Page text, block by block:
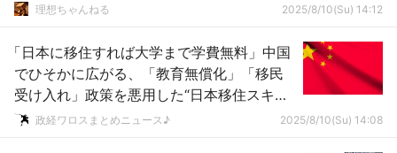
理想ちゃんねる 2025/8/10(Su) 14:12
「日本に移住すれば大学まで学費無料」中国
でひそかに広がる、「教育無償化」「移民
受け入れ」政策を悪用した“日本移住スキー
ム”がヤバすぎる → ………
政経ワロスまとめニュース♪ 2025/8/10(Su) 14:08